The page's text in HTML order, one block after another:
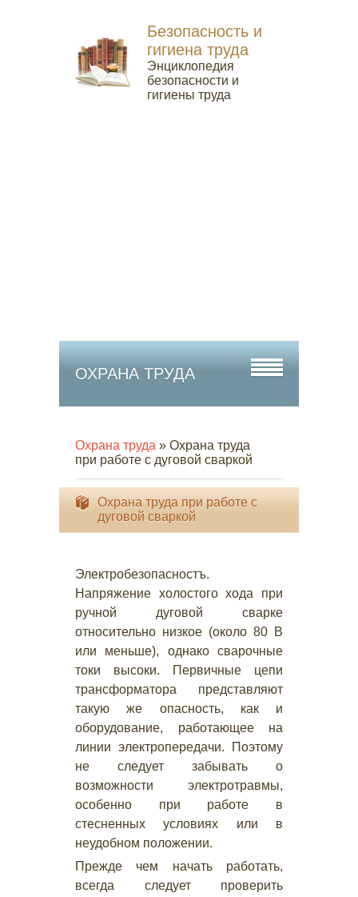
Безопасность и
гигиена труда
Энциклопедия
безопасности и
гигиены труда
ОХРАНА ТРУДА
Охрана труда » Охрана труда
при работе с дуговой сваркой
Охрана труда при работе с
дуговой сваркой
Электробезопасностъ.
Напряжение холостого хода при
ручной дуговой сварке
относительно низкое (около 80 В
или меньше), однако сварочные
токи высоки. Первичные цепи
трансформатора представляют
такую же опасность, как и
оборудование, работающее на
линии электропередачи. Поэтому
не следует забывать о
возможности электротравмы,
особенно при работе в
стесненных условиях или в
неудобном положении.
Прежде чем начать работать,
всегда следует проверить